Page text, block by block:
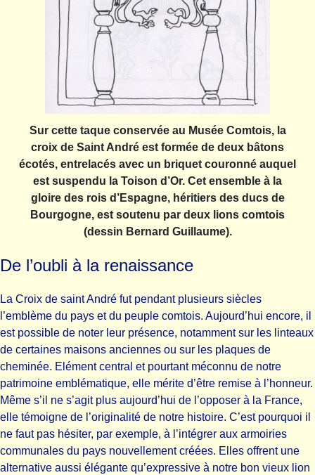
Sur cette taque conservée au Musée Comtois, la
croix de Saint André est formée de deux bâtons
écotés, entrelacés avec un briquet couronné auquel
est suspendu la Toison d’Or. Cet ensemble à la
gloire des rois d’Espagne, héritiers des ducs de
Bourgogne, est soutenu par deux lions comtois
(dessin Bernard Guillaume).
De l’oubli à la renaissance
La Croix de saint André fut pendant plusieurs siècles
l’emblème du pays et du peuple comtois. Aujourd’hui encore, il
est possible de noter leur présence, notamment sur les linteaux
de certaines maisons anciennes ou sur les plaques de
cheminée. Elément central et pourtant méconnu de notre
patrimoine emblématique, elle mérite d’être remise à l’honneur.
Même s’il ne s’agit plus aujourd’hui de l’opposer à la France,
elle témoigne de l’originalité de notre histoire. C’est pourquoi il
ne faut pas hésiter, par exemple, à l’intégrer aux armoiries
communales du pays nouvellement créées. Elles offrent une
alternative aussi élégante qu’expressive à notre bon vieux lion